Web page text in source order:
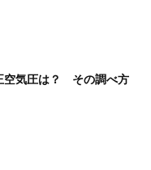
空気圧は？ その調べ方